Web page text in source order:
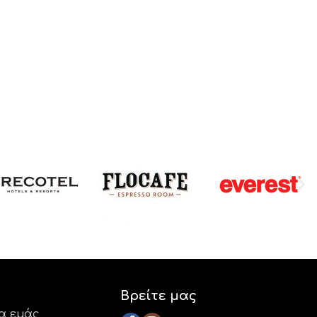
εμάς
Βρείτε μας